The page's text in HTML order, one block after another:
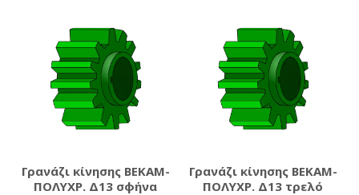
Γρανάζι κίνησης ΒΕΚΑΜ-
ΠΟΛΥΧΡ. Δ13 σφήνα
Γρανάζι κίνησης ΒΕΚΑΜ-
ΠΟΛΥΧΡ. Δ13 τρελό